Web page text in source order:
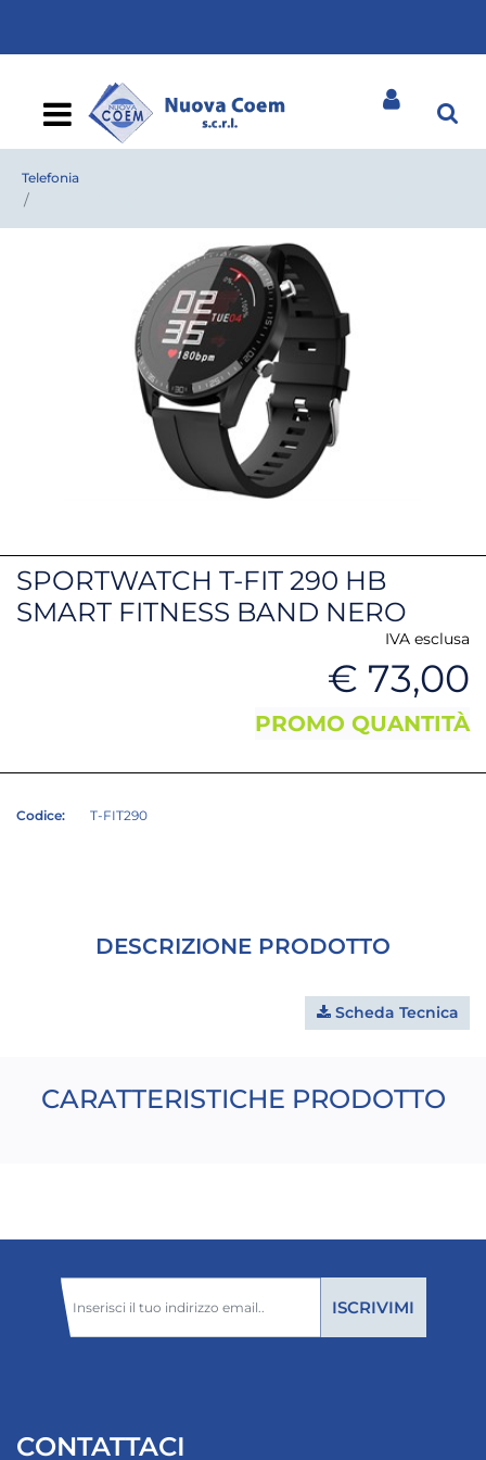
Open
Telefonia
SPORTWATCH T-FIT 290 HB
SMART FITNESS BAND NERO
IVA esclusa
€ 73,00
PROMO QUANTITÀ
Codice: T-FIT290
DESCRIZIONE PRODOTTO
Scheda Tecnica
CARATTERISTICHE PRODOTTO
CONTATTACI